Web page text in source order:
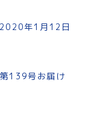
年1月12日
139号お届け